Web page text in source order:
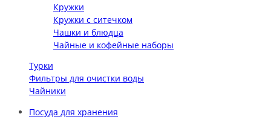
Кружки
Кружки с ситечком
Чашки и блюдца
Чайные и кофейные наборы
Турки
Фильтры для очистки воды
Чайники
Посуда для хранения